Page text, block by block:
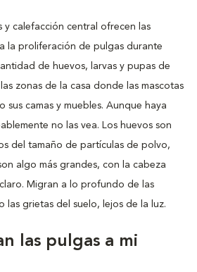
y calefacción central ofrecen las
la proliferación de pulgas durante
de huevos, larvas y pupas de
zonas de la casa donde las mascotas
sus camas y muebles. Aunque haya
no las vea. Los huevos son
del tamaño de partículas de polvo,
algo más grandes, con la cabeza
Migran a lo profundo de las
las grietas del suelo, lejos de la luz.
las pulgas a mi